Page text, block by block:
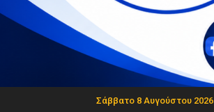
Σάββατο 8 Αυγούστου 2026